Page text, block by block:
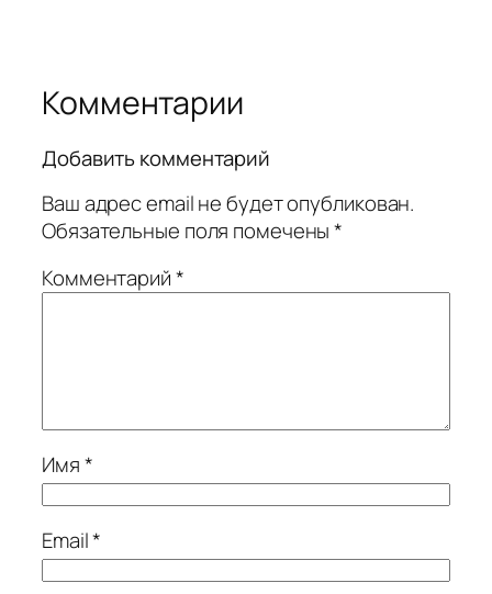
Комментарии
Добавить комментарий
Ваш адрес email не будет опубликован.
Обязательные поля помечены*
Комментарий*
Имя*
Email*